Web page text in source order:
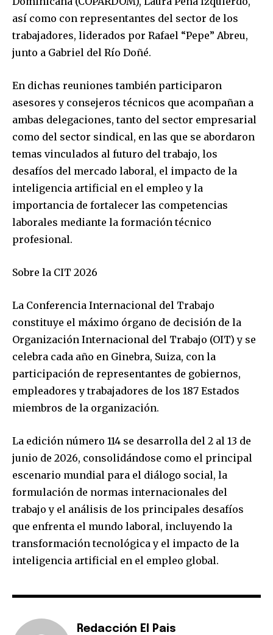
así como con representantes del sector de los
trabajadores, liderados por Rafael “Pepe” Abreu,
junto a Gabriel del Río Doñé.
En dichas reuniones también participaron
asesores y consejeros técnicos que acompañan a
ambas delegaciones, tanto del sector empresarial
como del sector sindical, en las que se abordaron
temas vinculados al futuro del trabajo, los
desafíos del mercado laboral, el impacto de la
inteligencia artificial en el empleo y la
importancia de fortalecer las competencias
laborales mediante la formación técnico
profesional.
Sobre la CIT 2026
La Conferencia Internacional del Trabajo
constituye el máximo órgano de decisión de la
Organización Internacional del Trabajo (OIT) y se
celebra cada año en Ginebra, Suiza, con la
participación de representantes de gobiernos,
empleadores y trabajadores de los 187 Estados
miembros de la organización.
La edición número 114 se desarrolla del 2 al 13 de
junio de 2026, consolidándose como el principal
escenario mundial para el diálogo social, la
formulación de normas internacionales del
trabajo y el análisis de los principales desafíos
que enfrenta el mundo laboral, incluyendo la
transformación tecnológica y el impacto de la
inteligencia artificial en el empleo global.
Redacción El Pais